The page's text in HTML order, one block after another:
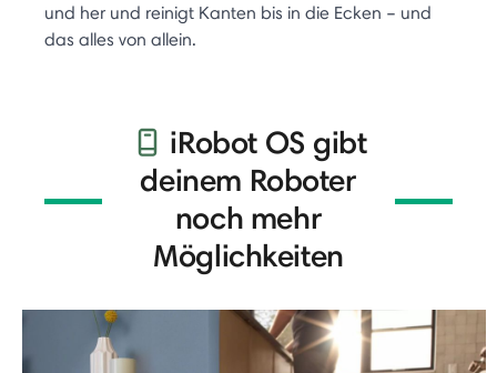
und her und reinigt Kanten bis in die Ecken – und
das alles von allein.
iRobot OS gibt
deinem Roboter
noch mehr
Möglichkeiten